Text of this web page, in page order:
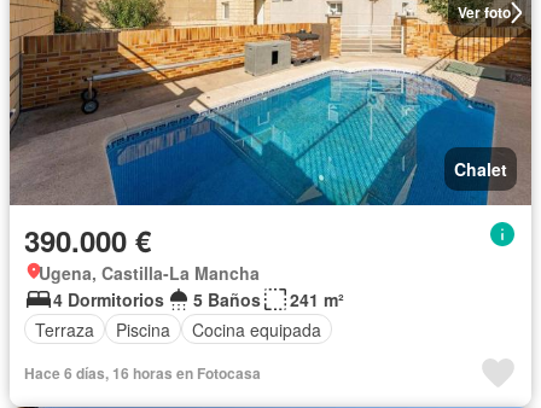
Ver foto
Chalet
390.000 €
Ugena, Castilla-La Mancha
4 Dormitorios
5 Baños
241 m²
Terraza
Piscina Cocina equipada
Hace 6 días, 16 horas en Fotocasa